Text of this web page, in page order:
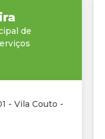
de
- Vila Couto -